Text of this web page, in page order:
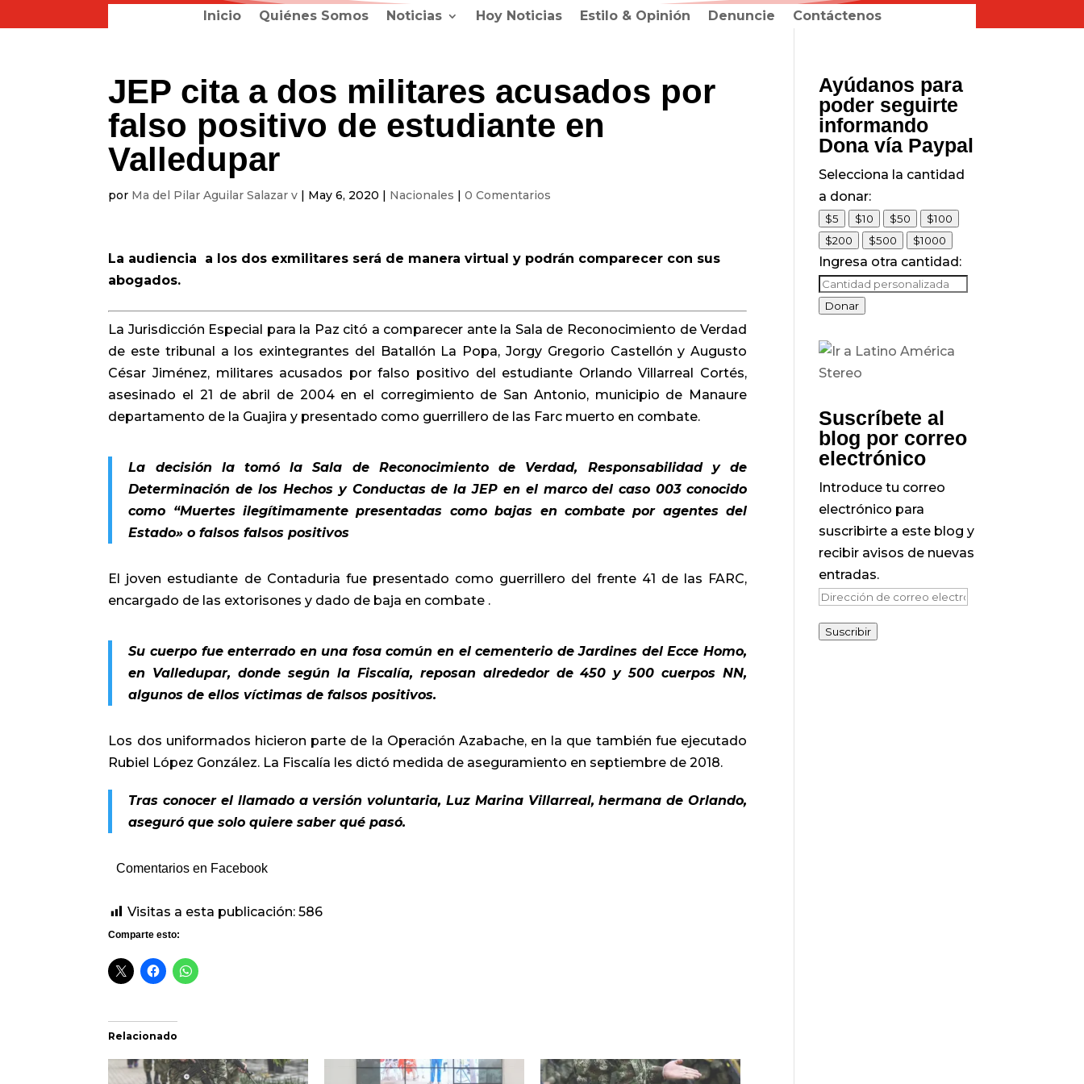
Inicio Quiénes Somos Noticias Hoy Noticias Estilo & Opinión Denuncie Contáctenos
JEP cita a dos militares acusados por
falso positivo de estudiante en
Valledupar
por Ma del Pilar Aguilar Salazar v | May 6, 2020 | Nacionales |0 Comentarios
La audiencia a los dos exmilitares será de manera virtual y podrán comparecer con sus
abogados.
La Jurisdicción Especial para la Paz citó a comparecer ante la Sala de Reconocimiento de Verdad
de este tribunal a los exintegrantes del Batallón La Popa, Jorgy Gregorio Castellón y Augusto
César Jiménez, militares acusados por falso positivo del estudiante Orlando Villarreal Cortés,
asesinado el 21 de abril de 2004 en el corregimiento de San Antonio, municipio de Manaure
departamento de la Guajira y presentado como guerrillero de las Farc muerto en combate.
La decisión la tomó la Sala de Reconocimiento de Verdad, Responsabilidad y de
Determinación de los Hechos y Conductas de la JEP en el marco del caso 003 conocido
como “Muertes ilegítimamente presentadas como bajas en combate por agentes del
Estado» o falsos falsos positivos
El joven estudiante de Contaduria fue presentado como guerrillero del frente 41 de las FARC,
encargado de las extorisones y dado de baja en combate .
Su cuerpo fue enterrado en una fosa común en el cementerio de Jardines del Ecce Homo,
en Valledupar, donde según la Fiscalía, reposan alrededor de 450 y 500 cuerpos NN,
algunos de ellos víctimas de falsos positivos.
Los dos uniformados hicieron parte de la Operación Azabache, en la que también fue ejecutado
Rubiel López González. La Fiscalía les dictó medida de aseguramiento en septiembre de 2018.
Tras conocer el llamado a versión voluntaria, Luz Marina Villarreal, hermana de Orlando,
aseguró que solo quiere saber qué pasó.
Comentarios en Facebook
Visitas a esta publicación: 586
Comparte esto:
Relacionado
Ayúdanos para
poder seguirte
informando
Dona vía Paypal
Selecciona la cantidad
a donar:
$5 $10 $50
$100
$200
$500 $1000
Ingresa otra cantidad:
Donar
Suscríbete al
blog por correo
electrónico
Introduce tu correo
electrónico para
suscribirte a este blog y
recibir avisos de nuevas
entradas.
Dirección
correo
Suscribir